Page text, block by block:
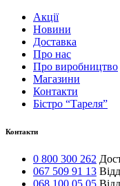
Акції
Новини
Доставка
Про нас
Про виробництво
Магазини
Контакти
Бістро “Тареля”
Контакти
0 800 300 262
067 509 91 13